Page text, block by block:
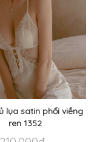
lụa satin phối viềng
ren 1352